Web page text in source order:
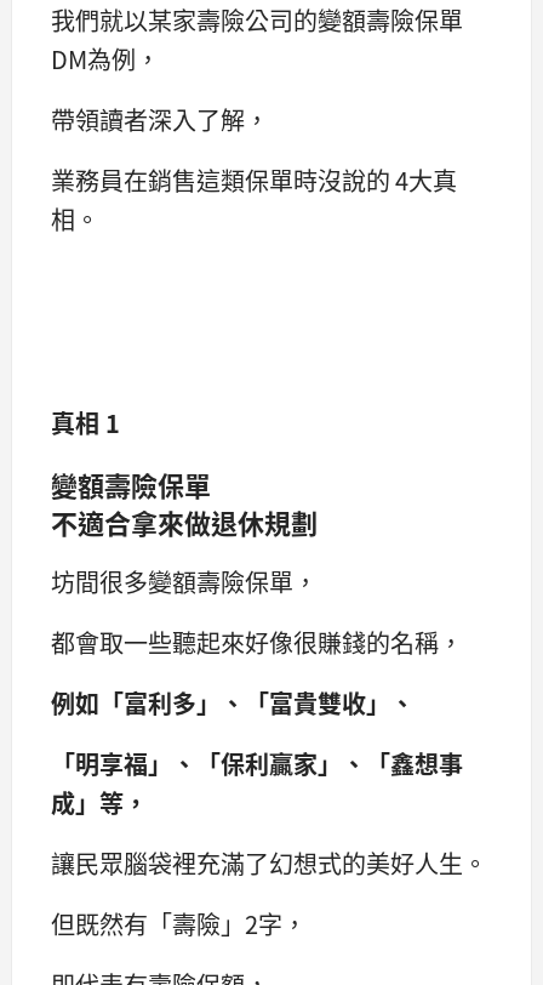
我們就以某家壽險公司的變額壽險保單
DM為例，
帶領讀者深入了解，
業務員在銷售這類保單時沒說的 4大真
相。
真相 1
變額壽險保單
不適合拿來做退休規劃
坊間很多變額壽險保單，
都會取一些聽起來好像很賺錢的名稱，
例如「富利多」、「富貴雙收」、
「明享福」、「保利贏家」、「鑫想事
成」等，
讓民眾腦袋裡充滿了幻想式的美好人生。
但既然有「壽險」2字，